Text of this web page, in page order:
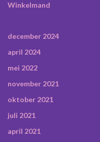
Winkelmand
december 2024
april 2024
mei 2022
november 2021
oktober 2021
juli 2021
april 2021